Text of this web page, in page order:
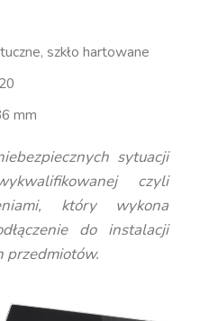
szkło hartowane
mm
sytuacji
czyli
który wykona
do instalacji
przedmiotów.